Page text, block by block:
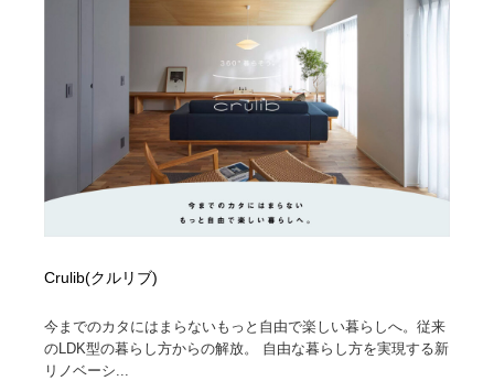
Crulib(クルリブ)
今までのカタにはまらないもっと自由で楽しい暮らしへ。従来
のLDK型の暮らし方からの解放。 自由な暮らし方を実現する新
リノベーシ...